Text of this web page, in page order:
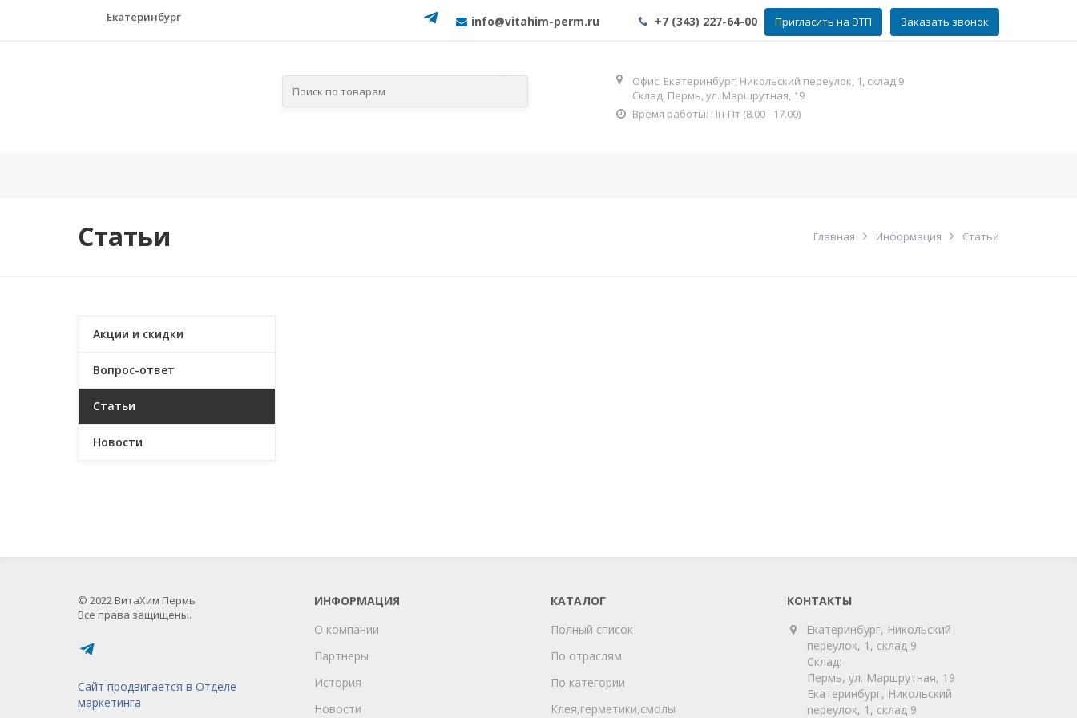
Екатеринбург info@vitahim-perm.ru +7 (343) 227-64-00 Заказать звонок
Пригласить на ЭТП
Офис: Екатеринбург, Никольский переулок, 1, склад 9
Склад: Пермь, ул. Маршрутная, 19
Время работы: Пн-Пт (8.00 - 17.00)
Статьи Главная Информация Статьи
Акции и скидки
Вопрос-ответ
Статьи
Новости
ИНФОРМАЦИЯ
О компании
Партнеры
История
Новости
КАТАЛОГ
Полный список
По отраслям
По категории
Клея,герметики,смолы
КОНТАКТЫ
Екатеринбург, Никольский
переулок, 1, склад 9
Склад:
Пермь, ул. Маршрутная, 19
Екатеринбург, Никольский
переулок, 1, склад 9
© 2022 ВитаХим Пермь
Все права защищены.
Сайт продвигается в Отделе
маркетинга